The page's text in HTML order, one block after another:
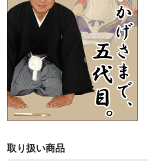
取り扱い商品